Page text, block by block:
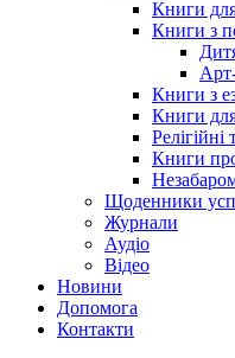
Книги
Книги з
Книги з
Книги
Книги
Щоденники
Журнали
Аудіо
Відео
Новини
Допомога
Контакти